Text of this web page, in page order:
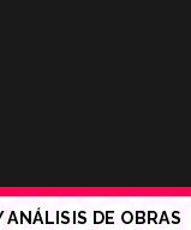
ANÁLISIS DE OBRAS